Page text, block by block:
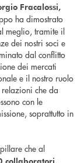
Fracalossi,
ha dimostrato
meglio, tramite il
dei nostri soci e
dal conflitto
dei mercati
e il nostro ruolo
che da
con le
soprattutto in
che al